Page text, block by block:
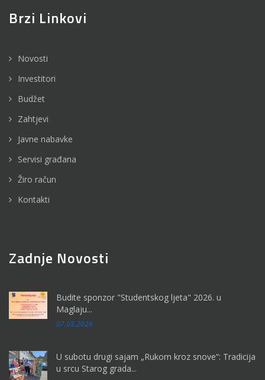
Brzi Linkovi
Novosti
Investitori
Budžet
Zahtjevi
Javne nabavke
Servisi građana
Žiro račun
Kontakti
Zadnje Novosti
Budite sponzor "Studentskog ljeta" 2026. u
Maglaju...
07.08.2026
U subotu drugi sajam „Rukom kroz snove“: Tradicija
u srcu Starog grada...